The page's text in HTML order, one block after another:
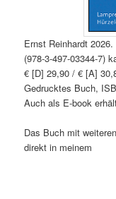
Ernst Reinhardt
(978-3-497-03344-7)
€ [D] 29,90 / € [A]
Gedrucktes Buch,
Auch als E-book
Das Buch mit
direkt in meinem